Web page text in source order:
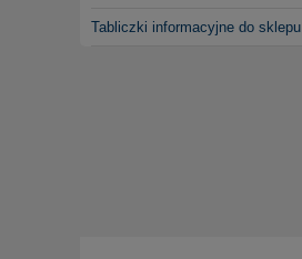
Tabliczki informacyjne do sklepu